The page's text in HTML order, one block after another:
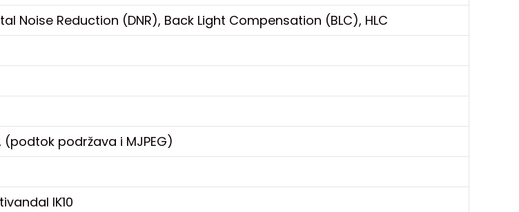
Noise Reduction (DNR), Back Light Compensation (BLC), HLC
(podtok podržava i MJPEG)
IK10